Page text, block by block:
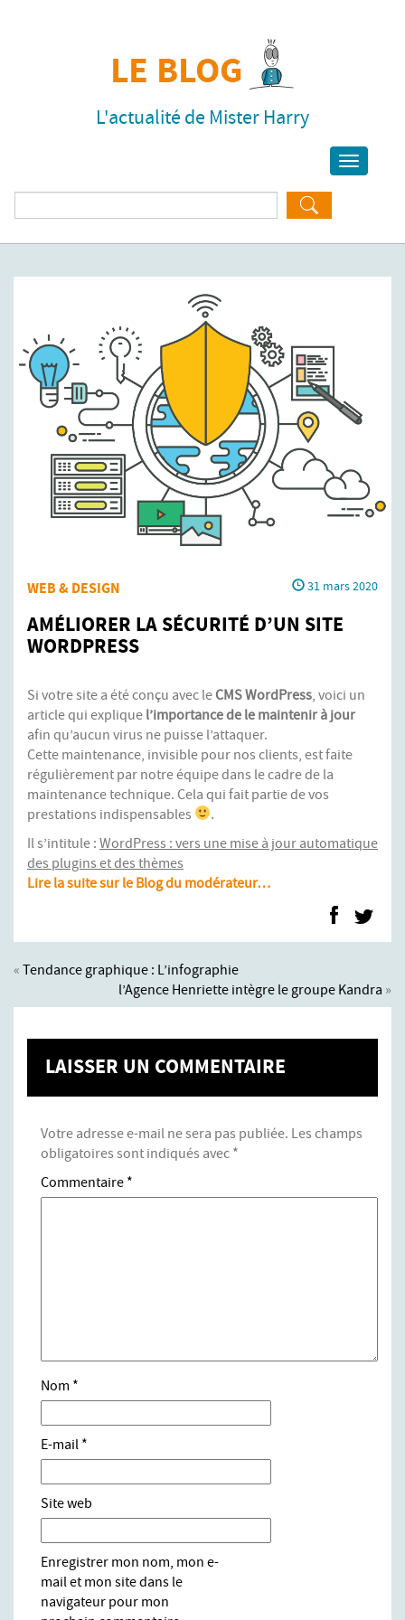
L'actualité de Mister Harry
Toggle
Rechercher :
WEB & DESIGN 31 mars 2020
AMÉLIORER LA SÉCURITÉ D’UN SITE
WORDPRESS
Si votre site a été conçu avec le CMS WordPress, voici un
article qui explique l’importance de le maintenir à jour
afin qu’aucun virus ne puisse l’attaquer.
Cette maintenance, invisible pour nos clients, est faite
régulièrement par notre équipe dans le cadre de la
maintenance technique. Cela qui fait partie de vos
prestations indispensables
.
Il s’intitule : WordPress : vers une mise à jour automatique
des plugins et des thèmes
Lire la suite sur le Blog du modérateur…
« Tendance graphique : L’infographie
l’Agence Henriette intègre le groupe Kandra »
LAISSER UN COMMENTAIRE
Votre adresse e-mail ne sera pas publiée. Les champs
obligatoires sont indiqués avec *
Commentaire *
Nom *
E-mail *
Site web
Enregistrer mon nom, mon e-
mail et mon site dans le
navigateur pour mon